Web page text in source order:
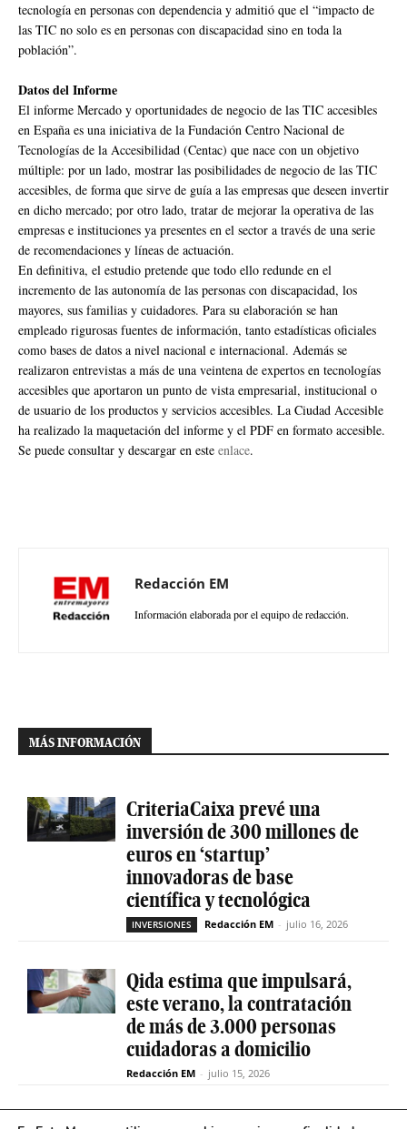
tecnología en personas con dependencia y admitió que el “impacto de
las TIC no solo es en personas con discapacidad sino en toda la
población”.
Datos del Informe
El informe Mercado y oportunidades de negocio de las TIC accesibles
en España es una iniciativa de la Fundación Centro Nacional de
Tecnologías de la Accesibilidad (Centac) que nace con un objetivo
múltiple: por un lado, mostrar las posibilidades de negocio de las TIC
accesibles, de forma que sirve de guía a las empresas que deseen invertir
en dicho mercado; por otro lado, tratar de mejorar la operativa de las
empresas e instituciones ya presentes en el sector a través de una serie
de recomendaciones y líneas de actuación.
En definitiva, el estudio pretende que todo ello redunde en el
incremento de las autonomía de las personas con discapacidad, los
mayores, sus familias y cuidadores. Para su elaboración se han
empleado rigurosas fuentes de información, tanto estadísticas oficiales
como bases de datos a nivel nacional e internacional. Además se
realizaron entrevistas a más de una veintena de expertos en tecnologías
accesibles que aportaron un punto de vista empresarial, institucional o
de usuario de los productos y servicios accesibles. La Ciudad Accesible
ha realizado la maquetación del informe y el PDF en formato accesible.
Se puede consultar y descargar en este enlace.
Redacción EM
Información elaborada por el equipo de redacción.
MÁS INFORMACIÓN
CriteriaCaixa prevé una
inversión de 300 millones de
euros en ‘startup’
innovadoras de base
científica y tecnológica
INVERSIONES Redacción EM - julio 16, 2026
Qida estima que impulsará,
este verano, la contratación
de más de 3.000 personas
cuidadoras a domicilio
Redacción EM - julio 15, 2026